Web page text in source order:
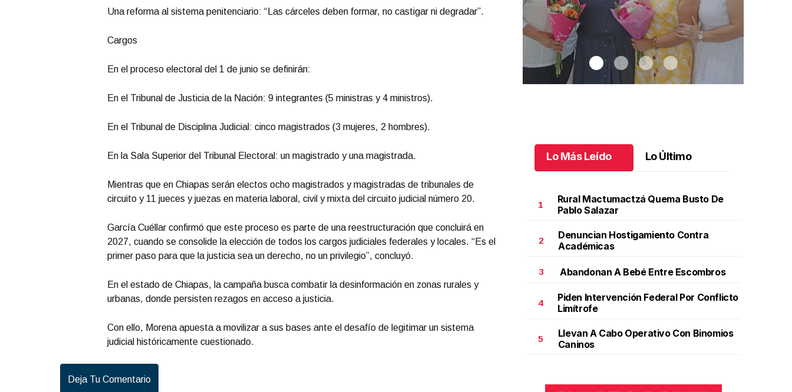
Una reforma al sistema penitenciario: “Las cárceles deben formar, no castigar ni degradar”.
Cargos
En el proceso electoral del 1 de junio se definirán:
En el Tribunal de Justicia de la Nación: 9 integrantes (5 ministras y 4 ministros).
En el Tribunal de Disciplina Judicial: cinco magistrados (3 mujeres, 2 hombres).
En la Sala Superior del Tribunal Electoral: un magistrado y una magistrada.
Mientras que en Chiapas serán electos ocho magistrados y magistradas de tribunales de
circuito y 11 jueces y juezas en materia laboral, civil y mixta del circuito judicial número 20.
García Cuéllar confirmó que este proceso es parte de una reestructuración que concluirá en
2027, cuando se consolide la elección de todos los cargos judiciales federales y locales. “Es el
primer paso para que la justicia sea un derecho, no un privilegio”, concluyó.
En el estado de Chiapas, la campaña busca combatir la desinformación en zonas rurales y
urbanas, donde persisten rezagos en acceso a justicia.
Con ello, Morena apuesta a movilizar a sus bases ante el desafío de legitimar un sistema
judicial históricamente cuestionado.
Deja Tu Comentario
REPORTE4 | 03 10 2025 con Rodolfo Flores.
REPORTE4 | 03 10 2025 con Rodolfo Flores
Una emotiva jubilación en educación especial.Una
emotiva jubilación en educación especial
Lo Más Leído Lo Último
1
Rural Mactumactzá Quema Busto De
Pablo Salazar
2
Denuncian Hostigamiento Contra
Académicas
3 Abandonan A Bebé Entre Escombros
4
Piden Intervención Federal Por Conflicto
Limítrofe
5
Llevan A Cabo Operativo Con Binomios
Caninos